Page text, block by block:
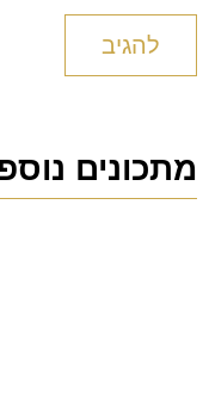
מתכונים